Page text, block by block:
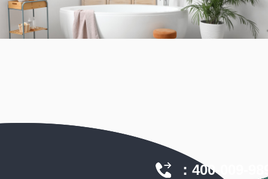
：400-009-